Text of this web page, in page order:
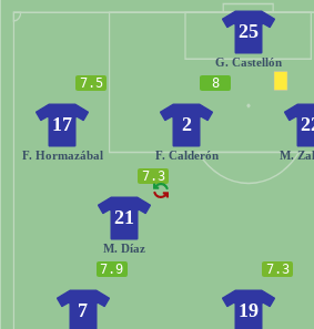
25
G. Castellón
M.
8
2
F. Calderón
7.5
17
F. Hormazábal
7.3
21
M. Díaz
7.3
19
7.9
7